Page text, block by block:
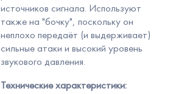
источников сигнала. Используют
также на "бочку", поскольку он
неплохо передаёт (и выдерживает)
сильные атаки и высокий уровень
звукового давления.
Технические характеристики: